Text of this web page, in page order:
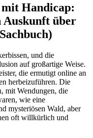
Handicap:
Auskunft über
und die
auf großartige Weise.
die ermutigt online an
herbeizuführen. Die
mit Wendungen, die
wie eine
mysteriösen Wald, aber
oft willkürlich und